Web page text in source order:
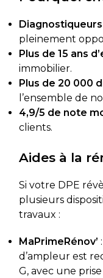
pleinement
Plus de 15 ans
immobilier.
Plus de 20 000
l’ensemble de
4,9/5 de note
clients.
Aides à la
Si votre DPE
plusieurs
travaux :
MaPrimeRénov’
d’ampleur est
G, avec une